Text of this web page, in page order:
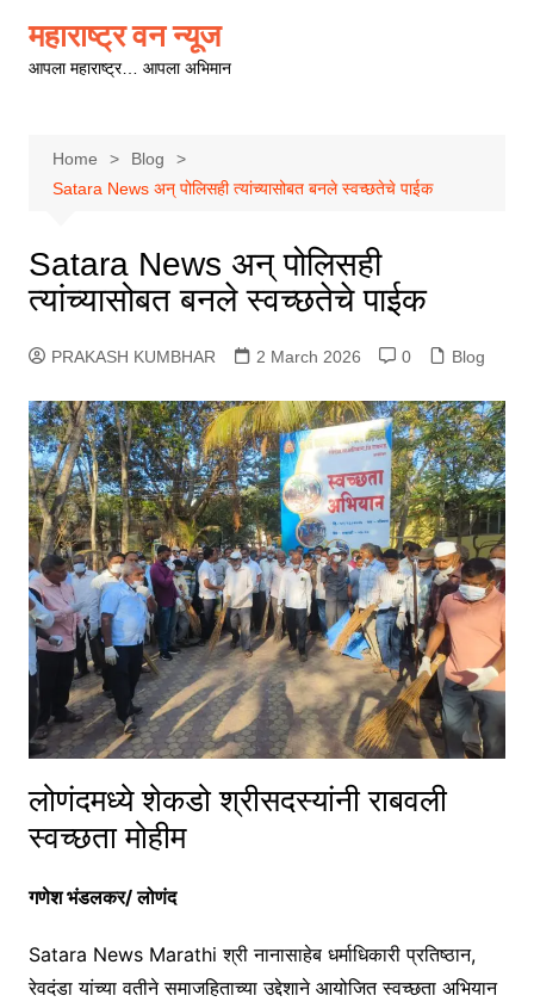
content
महाराष्ट्र वन न्यूज
आपला महाराष्ट्र… आपला अभिमान
Home
Blog
Satara News अन् पोलिसही त्यांच्यासोबत बनले स्वच्छतेचे पाईक
Satara News अन् पोलिसही
त्यांच्यासोबत बनले स्वच्छतेचे पाईक
PRAKASH KUMBHAR 2 March 2026 0 Blog
लोणंदमध्ये शेकडो श्रीसदस्यांनी राबवली
स्वच्छता मोहीम
गणेश भंडलकर/ लोणंद
Satara News Marathi श्री नानासाहेब धर्माधिकारी प्रतिष्ठान,
रेवदंडा यांच्या वतीने समाजहिताच्या उद्देशाने आयोजित स्वच्छता अभियान